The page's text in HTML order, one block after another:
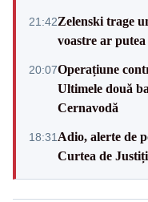
21:42Zelenski trage
voastre ar
20:07Operațiune
Ultimele două
Cernavodă
18:31 Adio, alerte de
Curtea de